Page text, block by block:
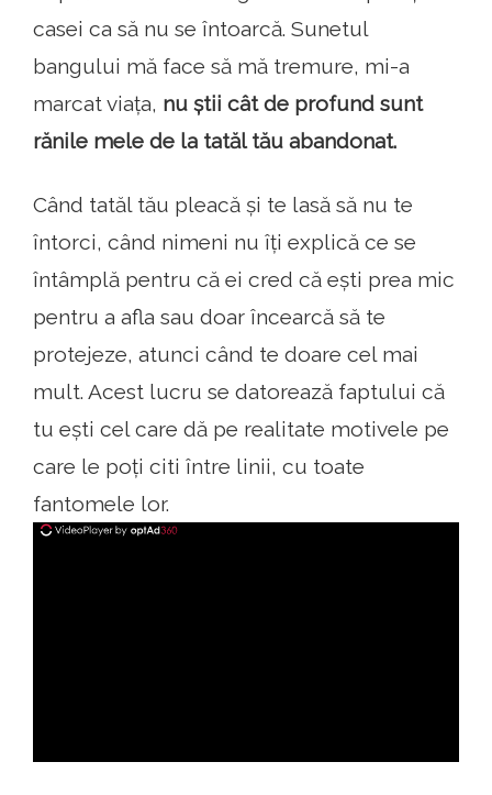
casei ca să nu se întoarcă. Sunetul
bangului mă face să mă tremure, mi-a
marcat viața, nu știi cât de profund sunt
rănile mele de la tatăl tău abandonat.
Când tatăl tău pleacă și te lasă să nu te
întorci, când nimeni nu îți explică ce se
întâmplă pentru că ei cred că ești prea mic
pentru a afla sau doar încearcă să te
protejeze, atunci când te doare cel mai
mult. Acest lucru se datorează faptului că
tu ești cel care dă pe realitate motivele pe
care le poți citi între linii, cu toate
fantomele lor.